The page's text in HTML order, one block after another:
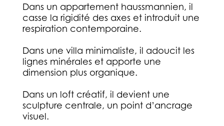
Dans un appartement haussmannien, il
casse la rigidité des axes et introduit une
respiration contemporaine.
Dans une villa minimaliste, il adoucit les
lignes minérales et apporte une
dimension plus organique.
Dans un loft créatif, il devient une
sculpture centrale, un point d’ancrage
visuel.